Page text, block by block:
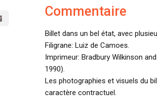
Commentaire
Billet dans un bel état, avec
Filigrane: Luiz de Camoes.
Imprimeur: Bradbury Wilkinson
1990).
Les photographies et visuels du
caractère contractuel.